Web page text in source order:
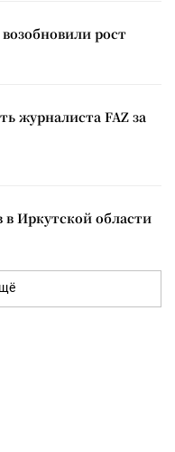
рост
журналиста FAZ за
в Иркутской области